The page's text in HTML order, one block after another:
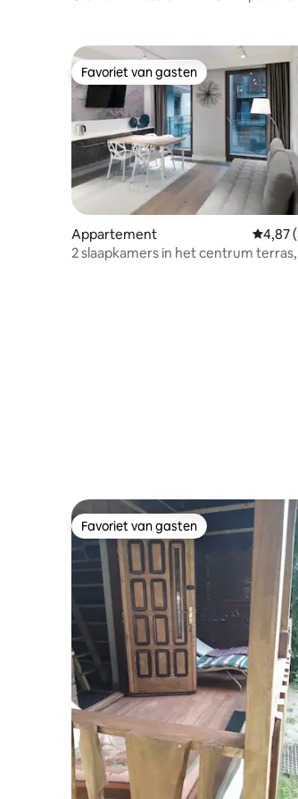
Favoriet van gasten
Favoriet van gasten
Appartement
4,87
2 slaapkamers in het centrum terras,
Favoriet van gasten
Favoriet van gasten